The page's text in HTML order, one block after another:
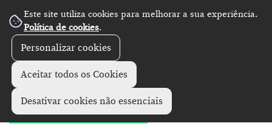
Este site utiliza cookies para melhorar a sua experiência.
Política de cookies.
Personalizar cookies
Aceitar todos os Cookies
Desativar cookies não essenciais
Artes performativas Festivais de Gil Vicente
"TOSHiiB4"